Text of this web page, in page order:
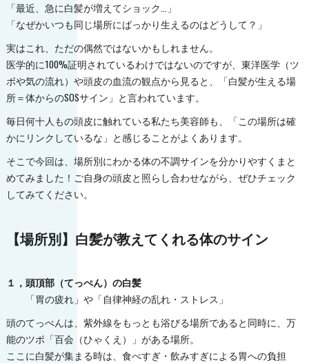
「最近、急に白髪が増えてショック…」
「なぜかいつも同じ場所にばっかり生えるのはどうして？」
実はこれ、ただの偶然ではないかもしれません。
医学的に100%証明されているわけではないのですが、東洋医学（ツ
ボや気の流れ）や頭皮の血流の観点から見ると、「白髪が生える場
所＝体からのSOSサイン」と言われています。
毎日何十人もの頭皮に触れている私たち美容師も、「この場所は確
かにリンクしているな」と感じることがよくあります。
そこで今回は、場所別にわかる体の不調サインを分かりやすくまと
めてみました！ご自身の頭皮と照らし合わせながら、ぜひチェック
してみてください。
【場所別】白髪が教えてくれる体のサイン
１，頭頂部（てっぺん）の白髪
「胃の疲れ」や「自律神経の乱れ・ストレス」
頭のてっぺんは、紫外線をもっとも浴びる場所であると同時に、万
能のツボ「百会（ひゃくえ）」がある場所。
ここに白髪が集まる時は、食べすぎ・飲みすぎによる胃への負担